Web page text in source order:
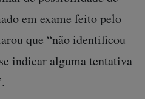
em exame feito pelo
que “não identificou
indicar alguma tentativa